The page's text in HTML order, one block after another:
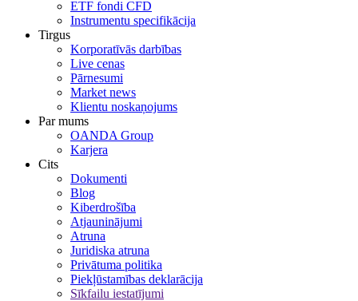
ETF fondi CFD
Instrumentu specifikācija
Tirgus
Korporatīvās darbības
Live cenas
Pārnesumi
Market news
Klientu noskaņojums
Par mums
OANDA Group
Karjera
Cits
Dokumenti
Blog
Kiberdrošība
Atjauninājumi
Atruna
Juridiska atruna
Privātuma politika
Piekļūstamības deklarācija
Sīkfailu iestatījumi